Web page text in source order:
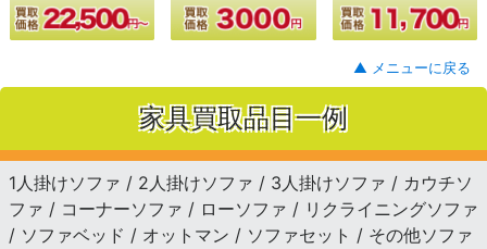
▲ メニューに戻る
家具買取品目一例
1人掛けソファ / 2人掛けソファ / 3人掛けソファ / カウチソ
ファ / コーナーソファ / ローソファ / リクライニングソファ
/ ソファベッド / オットマン / ソファセット / その他ソファ